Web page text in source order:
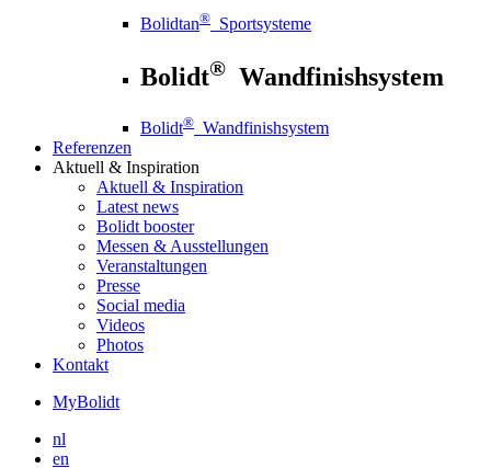
Bolidtan® Sportsysteme
Bolidt® Wandfinishsystem
Bolidt® Wandfinishsystem
Referenzen
Aktuell & Inspiration
Aktuell & Inspiration
Latest news
Bolidt booster
Messen & Ausstellungen
Veranstaltungen
Presse
Social media
Videos
Photos
Kontakt
MyBolidt
nl
en